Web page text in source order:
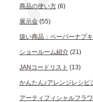
商品の使い方 (6)
展示会 (55)
扱い商品：ペーパーナプ
ショールーム紹介 (21)
JANコードリスト (13)
かんたん♪アレンジレシピ
アーティフィシャルフラ